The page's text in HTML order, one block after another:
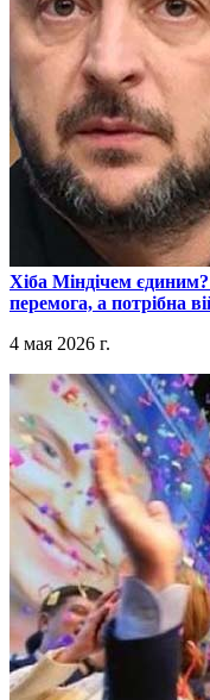
​Хіба Міндічем
перемога, а потрібна
4 мая 2026 г.